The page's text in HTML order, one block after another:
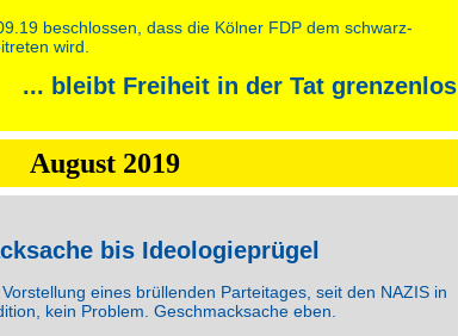
beschlossen, dass die Kölner FDP dem schwarz-
wird.
... bleibt Freiheit in der Tat grenzenlos
August 2019
bis Ideologieprügel
eines brüllenden Parteitages, seit den NAZIS in
kein Problem. Geschmacksache eben.